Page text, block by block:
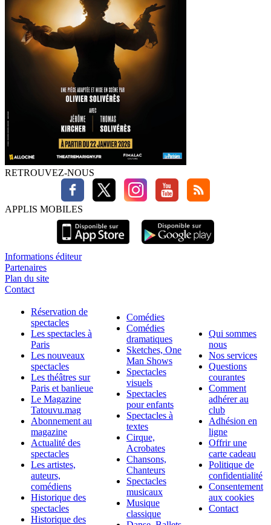
RETROUVEZ-NOUS
APPLIS MOBILES
Informations éditeur
Partenaires
Plan du site
Contact
Réservation de
spectacles
Les spectacles à
Paris
Les nouveaux
spectacles
Les théâtres sur
Paris et banlieue
Le Magazine
Tatouvu.mag
Abonnement au
magazine
Actualité des
spectacles
Les artistes,
auteurs,
comédiens
Historique des
spectacles
Historique des
Comédies
Comédies
dramatiques
Sketches, One
Man Shows
Spectacles
visuels
Spectacles
pour enfants
Spectacles à
textes
Cirque,
Acrobates
Chansons,
Chanteurs
Spectacles
musicaux
Musique
classique
Qui sommes
nous
Nos services
Questions
courantes
Comment
adhérer au
club
Adhésion en
ligne
Offrir une
carte cadeau
Politique de
confidentialité
Consentement
aux cookies
Contact